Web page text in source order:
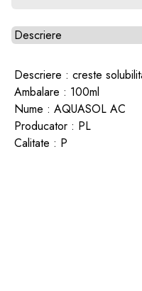
Alegeti tab
Descriere : creste
Ambalare : 100ml
Nume : AQUASOL AC
Producator : PL
Calitate : P